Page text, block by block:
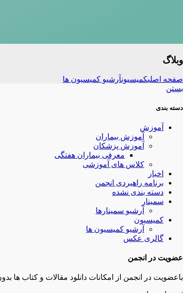
وبلاگ
صفحه اصلیکمیسیونآرشیو کمیسیون ها
بستن
دسته بندی
آموزش
آموزش بیماران
آموزش پزشکان
معرفی بیماران هفتگی
کلاس های آموزشی
اخبار
برنامه راهبردی انجمن
دسته بندی نشده
سمینار
آرشیو سمینارها
کمیسیون
آرشیو کمیسیون ها
گالری عکس
عضویت در انجمن
باعضویت در انجمن از امکانات دانلود مقالات و کتاب ها